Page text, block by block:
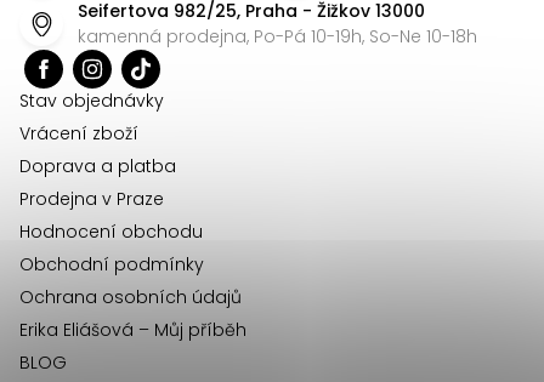
Seifertova 982/25, Praha - Žižkov 13000
kamenná prodejna, Po-Pá 10-19h, So-Ne 10-18h
Stav objednávky
Vrácení zboží
Doprava a platba
Prodejna v Praze
Hodnocení obchodu
Obchodní podmínky
Ochrana osobních údajů
Erika Eliášová – Můj příběh
BLOG